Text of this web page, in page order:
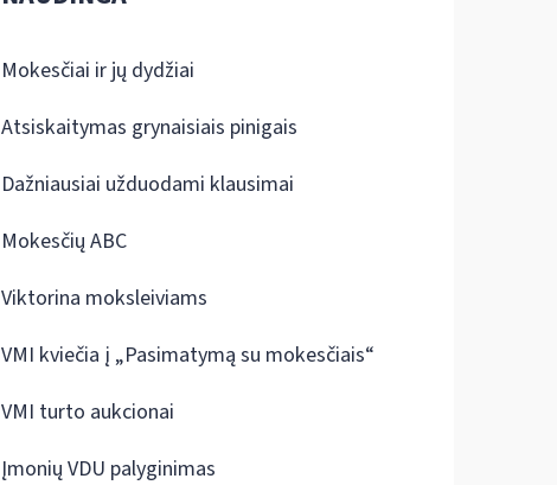
Mokesčiai ir jų dydžiai
Atsiskaitymas grynaisiais pinigais
Dažniausiai užduodami klausimai
Mokesčių ABC
Viktorina moksleiviams
VMI kviečia į „Pasimatymą su mokesčiais“
VMI turto aukcionai
Įmonių VDU palyginimas